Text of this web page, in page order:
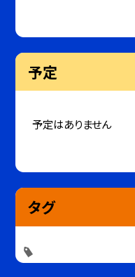
予定
予定はありません
タグ